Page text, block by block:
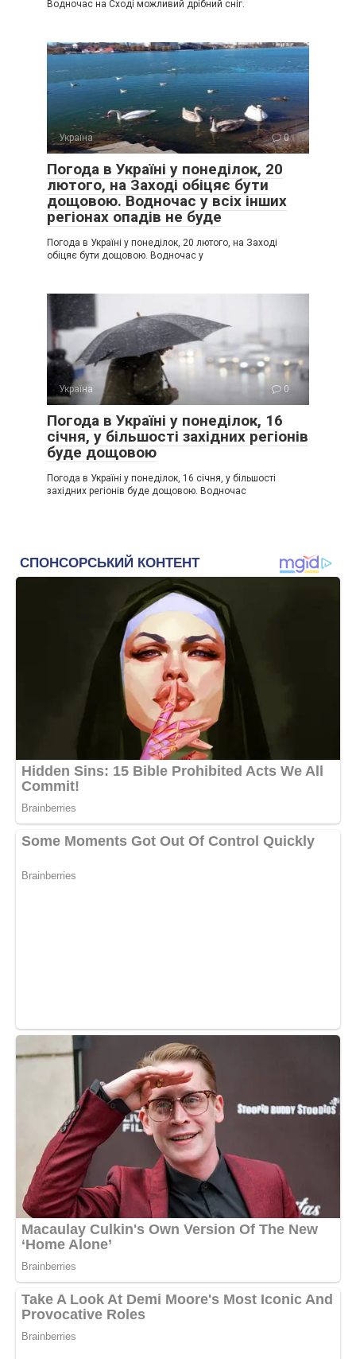
Водночас на Сході можливий дрібний сніг.
Україна 0
Погода в Україні у понеділок, 20
лютого, на Заході обіцяє бути
дощовою. Водночас у всіх інших
регіонах опадів не буде
Погода в Україні у понеділок, 20 лютого, на Заході
обіцяє бути дощовою. Водночас у
Україна 0
Погода в Україні у понеділок, 16
січня, у більшості західних регіонів
буде дощовою
Погода в Україні у понеділок, 16 січня, у більшості
західних регіонів буде дощовою. Водночас